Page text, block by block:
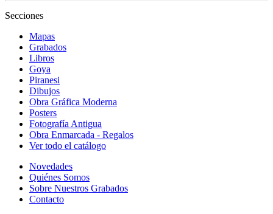
Secciones
Mapas
Grabados
Libros
Goya
Piranesi
Dibujos
Obra Gráfica Moderna
Posters
Fotografía Antigua
Obra Enmarcada - Regalos
Ver todo el catálogo
Novedades
Quiénes Somos
Sobre Nuestros Grabados
Contacto